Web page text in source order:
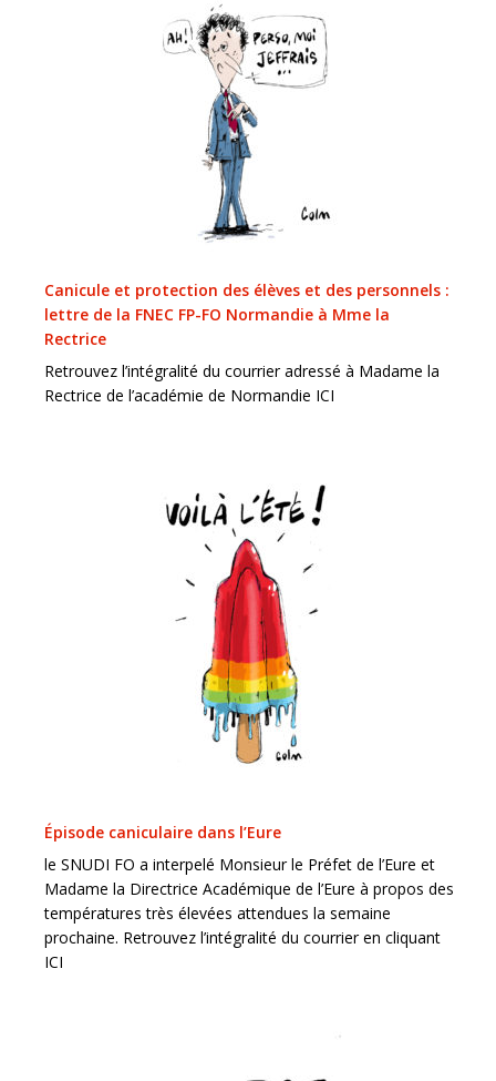
Canicule et protection des élèves et des personnels :
lettre de la FNEC FP-FO Normandie à Mme la
Rectrice
Retrouvez l’intégralité du courrier adressé à Madame la
Rectrice de l’académie de Normandie ICI
Épisode caniculaire dans l’Eure
le SNUDI FO a interpelé Monsieur le Préfet de l’Eure et
Madame la Directrice Académique de l’Eure à propos des
températures très élevées attendues la semaine
prochaine. Retrouvez l’intégralité du courrier en cliquant
ICI